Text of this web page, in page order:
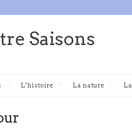
Saisons
L’histoire La nature